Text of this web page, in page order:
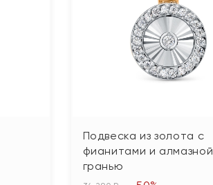
Подвеска из золота с
фианитами и алмазной
гранью